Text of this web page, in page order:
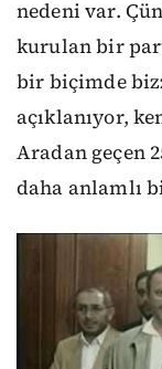
nedeni var.
kurulan bir
bir biçimde
açıklanıyor,
Aradan geçen
daha anlamlı